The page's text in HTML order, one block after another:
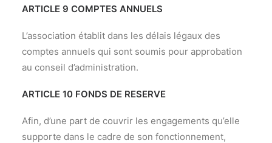
ARTICLE 9 COMPTES ANNUELS
L’association établit dans les délais légaux des
comptes annuels qui sont soumis pour approbation
au conseil d’administration.
ARTICLE 10 FONDS DE RESERVE
Afin, d’une part de couvrir les engagements qu’elle
supporte dans le cadre de son fonctionnement,